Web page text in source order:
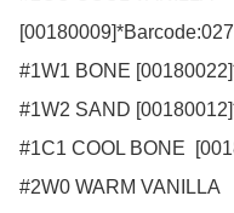
#1W1 BONE
#1W2 SAND
#1C1 COOL BONE
#2W0 WARM VANILLA